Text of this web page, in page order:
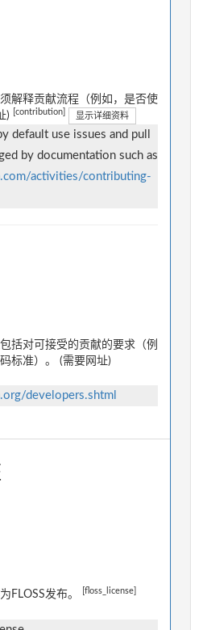
解释贡献流程（例如，是否使
)
[contribution] 显示详细资料
default use issues and pull
by documentation such as
activities/contributing-
括对可接受的贡献的要求（例
标准）。 (需要网址)
developers.shtml
FLOSS发布。 [floss_license]